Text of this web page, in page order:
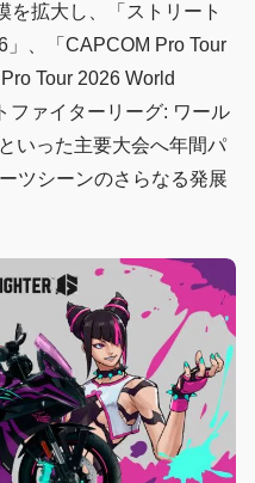
を拡大し、「ストリート
、「CAPCOM Pro Tour
Tour 2026 World
ファイターリーグ: ワール
いった主要大会へ年間パ
ツシーンのさらなる発展